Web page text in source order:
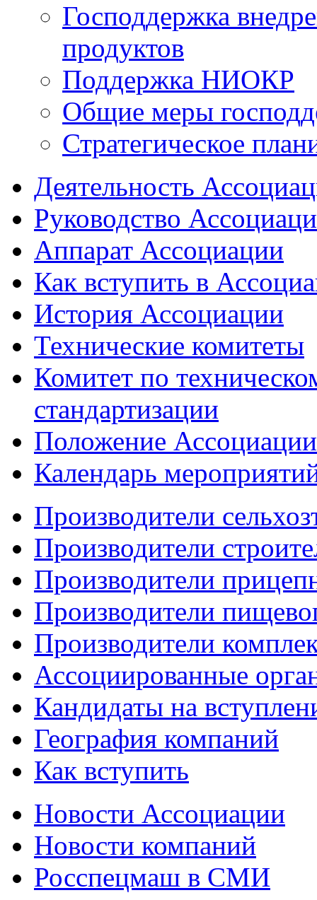
Господдержка
продуктов
Поддержка НИОКР
Общие меры
Стратегическое
Деятельность
Руководство
Аппарат Ассоциации
Как вступить в
История Ассоциации
Технические комитеты
Комитет по
стандартизации
Положение
Календарь
Производители
Производители
Производители
Производители
Производители
Ассоциированные
Кандидаты на
География компаний
Как вступить
Новости Ассоциации
Новости компаний
Росспецмаш в СМИ